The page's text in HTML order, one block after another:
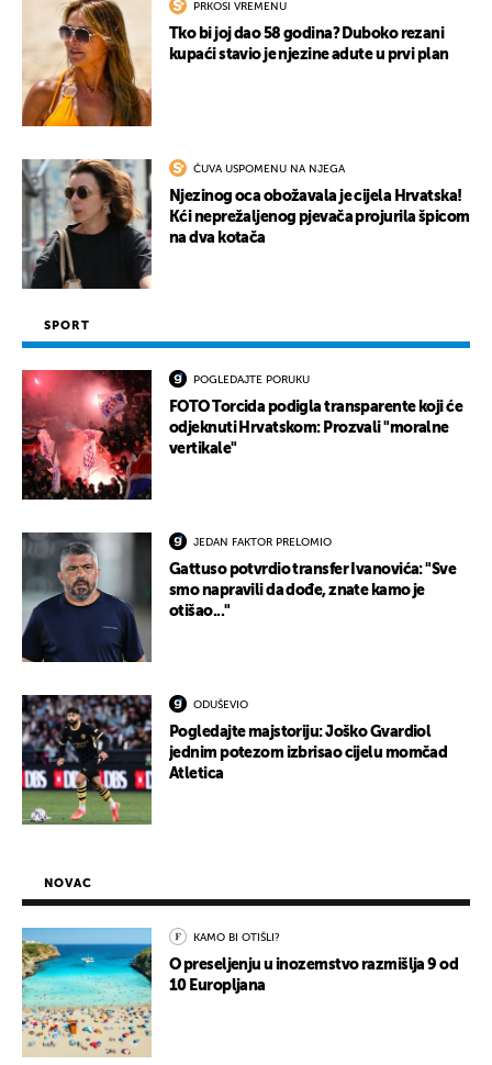
PRKOSI VREMENU
Tko bi joj dao 58 godina? Duboko rezani
kupaći stavio je njezine adute u prvi plan
ČUVA USPOMENU NA NJEGA
Njezinog oca obožavala je cijela Hrvatska!
Kći neprežaljenog pjevača projurila špicom
na dva kotača
SPORT
POGLEDAJTE PORUKU
FOTO Torcida podigla transparente koji će
odjeknuti Hrvatskom: Prozvali "moralne
vertikale"
JEDAN FAKTOR PRELOMIO
Gattuso potvrdio transfer Ivanovića: "Sve
smo napravili da dođe, znate kamo je
otišao..."
ODUŠEVIO
Pogledajte majstoriju: Joško Gvardiol
jednim potezom izbrisao cijelu momčad
Atletica
NOVAC
KAMO BI OTIŠLI?
O preseljenju u inozemstvo razmišlja 9 od
10 Europljana